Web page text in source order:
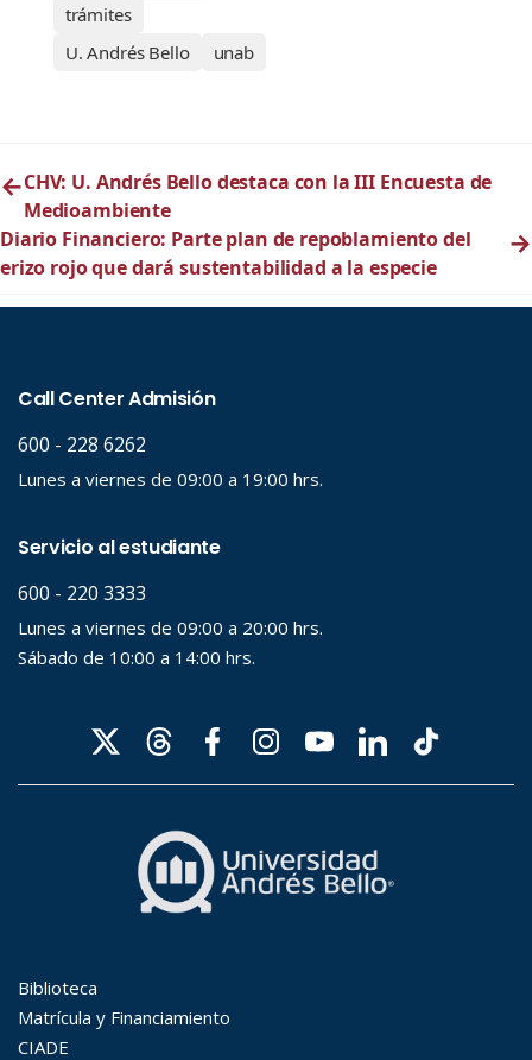
trámites
U. Andrés Bello
unab
←CHV: U. Andrés Bello destaca con la III Encuesta de
Medioambiente
Diario Financiero: Parte plan de repoblamiento del
erizo rojo que dará sustentabilidad a la especie
→